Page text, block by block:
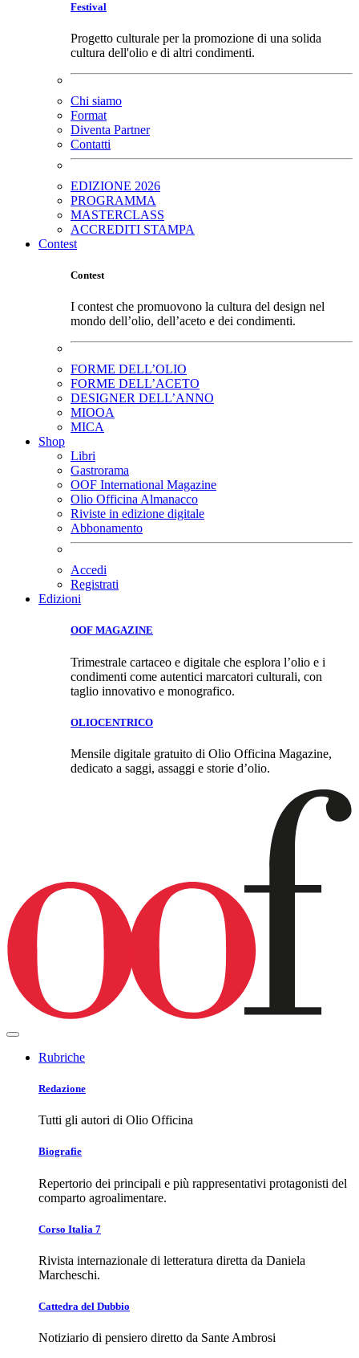
Festival
Progetto culturale per la promozione di una solida
cultura dell'olio e di altri condimenti.
Chi siamo
Format
Diventa Partner
Contatti
EDIZIONE 2026
PROGRAMMA
MASTERCLASS
ACCREDITI STAMPA
Contest
Contest
I contest che promuovono la cultura del design nel
mondo dell’olio, dell’aceto e dei condimenti.
FORME DELL’OLIO
FORME DELL’ACETO
DESIGNER DELL’ANNO
MIOOA
MICA
Shop
Libri
Gastrorama
OOF International Magazine
Olio Officina Almanacco
Riviste in edizione digitale
Abbonamento
Accedi
Registrati
Edizioni
OOF MAGAZINE
Trimestrale cartaceo e digitale che esplora l’olio e i
condimenti come autentici marcatori culturali, con
taglio innovativo e monografico.
OLIOCENTRICO
Mensile digitale gratuito di Olio Officina Magazine,
dedicato a saggi, assaggi e storie d’olio.
Rubriche
Redazione
Tutti gli autori di Olio Officina
Biografie
Repertorio dei principali e più rappresentativi protagonisti del
comparto agroalimentare.
Corso Italia 7
Rivista internazionale di letteratura diretta da Daniela
Marcheschi.
Cattedra del Dubbio
Notiziario di pensiero diretto da Sante Ambrosi